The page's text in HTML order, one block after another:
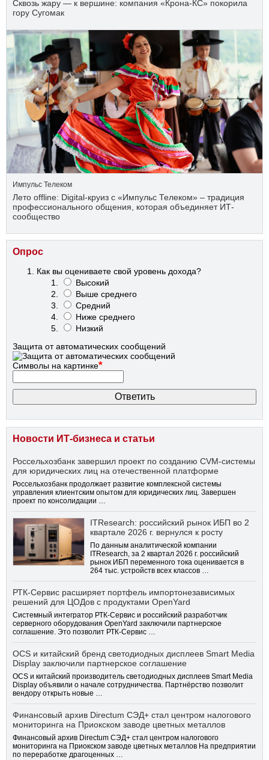
Сквозь жару — к вершине: компания «Крона‑КС» покорила
гору Сугомак
Импульс Телеком
Лето offline: Digital-круиз с «Импульс Телеком» – традиция
профессионального общения, которая объединяет ИТ-
сообщество
Опрос
Как вы оцениваете свой уровень дохода?
Высокий
Выше среднего
Средний
Ниже среднего
Низкий
Защита от автоматических сообщений
Символы на картинке*
Новости ИТ-бизнеса и статьи
Россельхозбанк завершил проект по созданию CVM-системы
для юридических лиц на отечественной платформе
Россельхозбанк продолжает развитие комплексной системы
управления клиентским опытом для юридических лиц. Завершен
проект по консолидации …
ITResearch: российский рынок ИБП во 2
квартале 2026 г. вернулся к росту
По данным аналитической компании
ITResearch, за 2 квартал 2026 г. российский
рынок ИБП переменного тока оценивается в
264 тыс. устройств всех классов …
РТК-Сервис расширяет портфель импортонезависимых
решений для ЦОДов с продуктами OpenYard
Системный интегратор РТК-Сервис и российский разработчик
серверного оборудования OpenYard заключили партнерское
соглашение. Это позволит РТК-Сервис …
OCS и китайский бренд светодиодных дисплеев Smart Media
Display заключили партнерское соглашение
OCS и китайский производитель светодиодных дисплеев Smart Media
Display объявили о начале сотрудничества. Партнёрство позволит
вендору открыть новые …
Финансовый архив Directum СЭД+ стал центром налогового
мониторинга на Приокском заводе цветных металлов
Финансовый архив Directum СЭД+ стал центром налогового
мониторинга на Приокском заводе цветных металлов На предприятии
по переработке драгоценных …